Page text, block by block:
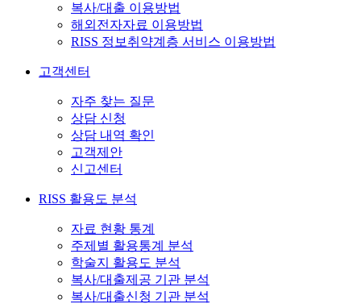
복사/대출 이용방법
해외전자자료 이용방법
RISS 정보취약계층 서비스 이용방법
고객센터
자주 찾는 질문
상담 신청
상담 내역 확인
고객제안
신고센터
RISS 활용도 분석
자료 현황 통계
주제별 활용통계 분석
학술지 활용도 분석
복사/대출제공 기관 분석
복사/대출신청 기관 분석